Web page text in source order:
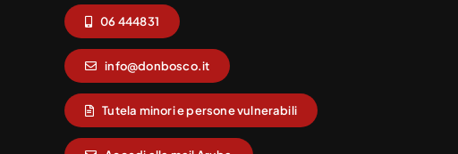
06 444831
info@donbosco.it
Tutela minori e persone vulnerabili